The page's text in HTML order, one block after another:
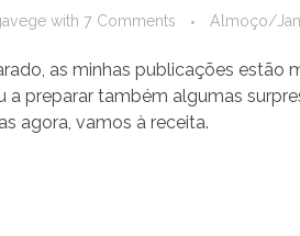
with 7 Comments Almoço/
as minhas publicações estão
a preparar também algumas
agora, vamos à receita.